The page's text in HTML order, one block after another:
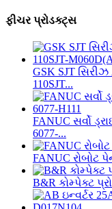
ફીચર પ્રોડક્ટ્સ
GSK SJT સિરીઝ
110SJT...
FANUC સર્વો
6077-...
FANUC રોબોટ
B&R કોમ્પેક્ટ